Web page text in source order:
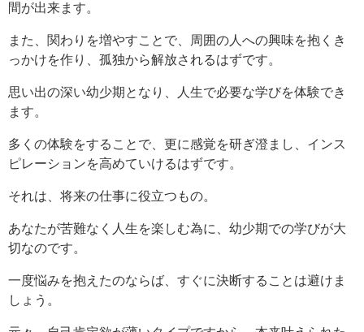
間が出来ます。
また、関わりを増やすことで、周囲の人への興味を抱くき
っかけを作り、孤独から解放されるはずです。
思い出の深い幼少期となり、人生で必要な学びを体験でき
ます。
多くの体験をすることで、更に感覚を研ぎ澄まし、インス
ピレーションを高めていけるはずです。
それは、将来の仕事に役立つもの。
あなたが苦難なく人生を楽しむ為に、幼少期での学びが大
切なのです。
一度悩みを抱えたのならば、すぐに決断することは避けま
しょう。